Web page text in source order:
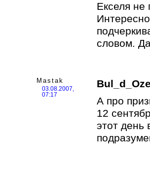
Екселя не
словом.
Mastak
03.08.2007,
07:17
А про
12
этот день